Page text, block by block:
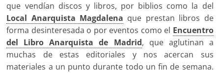
que vendían discos y libros, por biblios como la del
Local Anarquista Magdalena que prestan libros de
forma desinteresada o por eventos como el Encuentro
del Libro Anarquista de Madrid, que aglutinan a
muchas de estas editoriales y nos acercan sus
materiales a un punto durante todo un fin de semana.